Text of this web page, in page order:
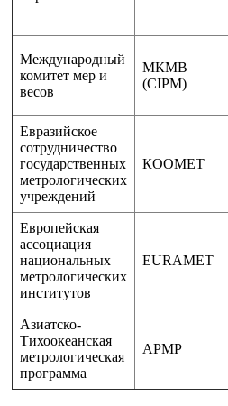
Международный
комитет мер и
весов
МКМВ
(CIPM)
Евразийское
сотрудничество
государственных
метрологических
учреждений
КООМЕТ
Европейская
ассоциация
национальных
метрологических
институтов
EURAMET
Азиатско-
Тихоокеанская
метрологическая
программа
APMP